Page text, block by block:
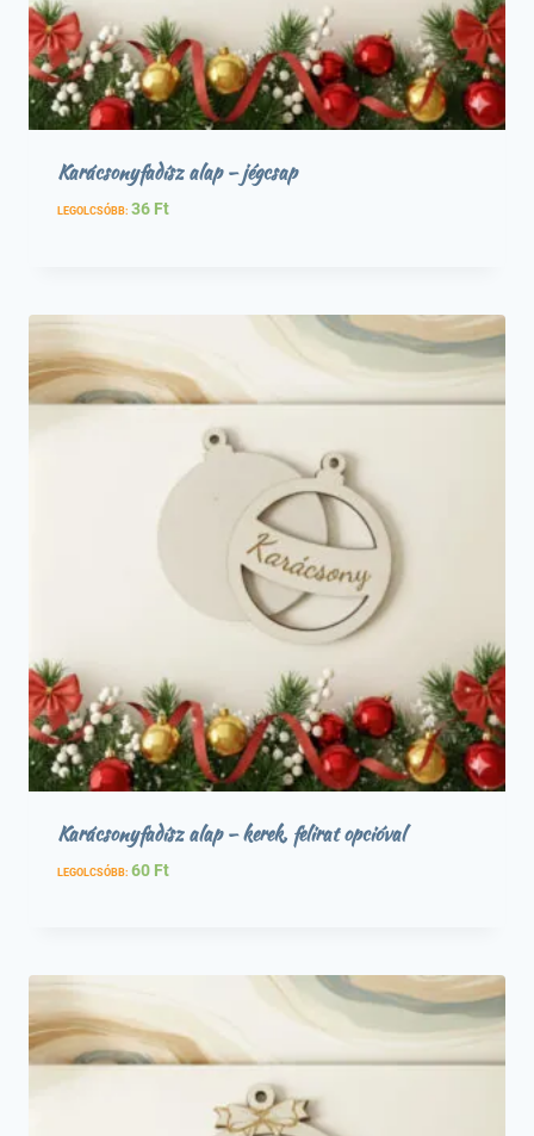
Karácsonyfadísz alap – jégcsap
LEGOLCSÓBB: 36 Ft
Karácsonyfadísz alap – kerek, felirat opcióval
LEGOLCSÓBB: 60 Ft